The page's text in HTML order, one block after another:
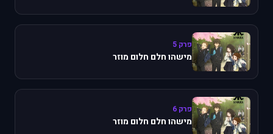
פרק 5
מישהו חלם חלום מוזר
פרק 6
מישהו חלם חלום מוזר